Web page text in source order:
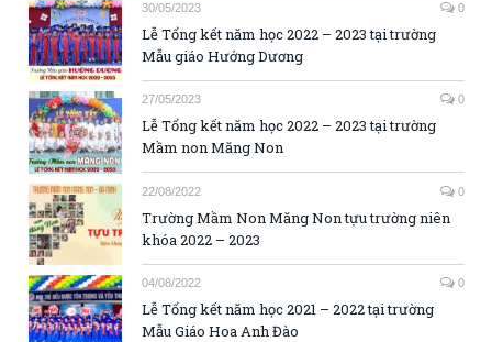
30/05/2023 0
Lễ Tổng kết năm học 2022 – 2023 tại trường
Mẫu giáo Hướng Dương
27/05/2023 0
Lễ Tổng kết năm học 2022 – 2023 tại trường
Mầm non Măng Non
22/08/2022 0
Trường Mầm Non Măng Non tựu trường niên
khóa 2022 – 2023
04/08/2022 0
Lễ Tổng kết năm học 2021 – 2022 tại trường
Mẫu Giáo Hoa Anh Đào